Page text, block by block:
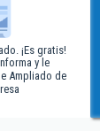
¡Es gratis!
y le
Ampliado de